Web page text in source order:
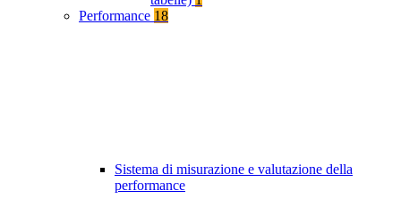
Performance 18
Sistema di misurazione e valutazione della
performance